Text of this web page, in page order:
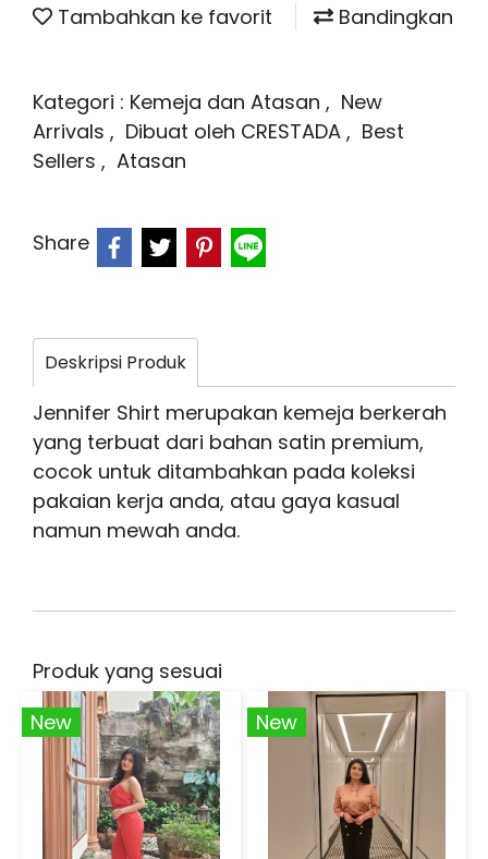
Tambahkan ke favorit Bandingkan
Kategori : Kemeja dan Atasan , New
Arrivals , Dibuat oleh CRESTADA , Best
Sellers , Atasan
Share
Deskripsi Produk
Jennifer Shirt merupakan kemeja berkerah
yang terbuat dari bahan satin premium,
cocok untuk ditambahkan pada koleksi
pakaian kerja anda, atau gaya kasual
namun mewah anda.
Produk yang sesuai
New
New